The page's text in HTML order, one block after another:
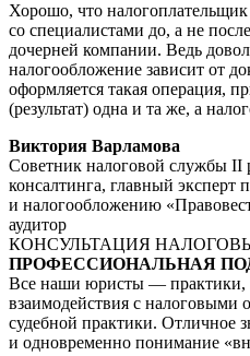
Хорошо, что
со специалистами до, а не
дочерней компании. Ведь
налогообложение зависит от
оформляется такая операция,
(результат) одна и та же, а
Виктория Варламова
Советник налоговой службы II
консалтинга, главный эксперт
и налогообложению
аудитор
КОНСУЛЬТАЦИЯ
ПРОФЕССИОНАЛЬНАЯ
Все наши юристы — практики,
взаимодействия с налоговыми
судебной практики. Отличное
и одновременно понимание